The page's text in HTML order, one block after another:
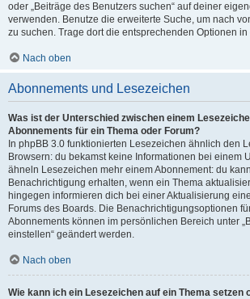
oder „Beiträge des Benutzers suchen“ auf deiner
verwenden. Benutze die erweiterte Suche, um nach
zu suchen. Trage dort die entsprechenden Optionen
Nach oben
Abonnements und Lesezeichen
Was ist der Unterschied zwischen einem
Abonnements für ein Thema oder Forum?
In phpBB 3.0 funktionierten Lesezeichen ähnlich den
Browsern: du bekamst keine Informationen bei einem
ähneln Lesezeichen mehr einem Abonnement: du
Benachrichtigung erhalten, wenn ein Thema
hingegen informieren dich bei einer Aktualisierung
Forums des Boards. Die Benachrichtigungsoptionen
Abonnements können im persönlichen Bereich unter
einstellen“ geändert werden.
Nach oben
Wie kann ich ein Lesezeichen auf ein Thema setzen